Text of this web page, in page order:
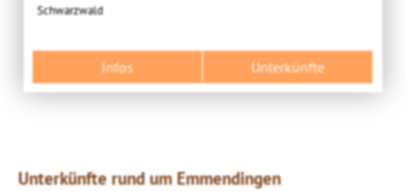
Schwarzwald
Infos Unterkünfte
Unterkünfte rund um Emmendingen